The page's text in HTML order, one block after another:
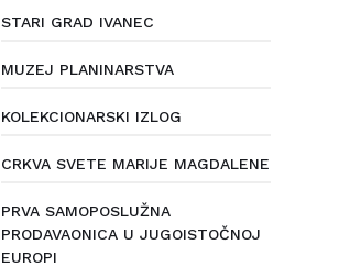
STARI GRAD IVANEC
MUZEJ PLANINARSTVA
KOLEKCIONARSKI IZLOG
CRKVA SVETE MARIJE MAGDALENE
PRVA SAMOPOSLUŽNA
PRODAVAONICA U JUGOISTOČNOJ
EUROPI